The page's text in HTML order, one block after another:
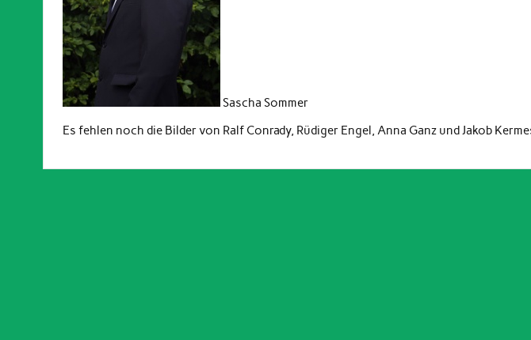
Sascha Sommer
Es fehlen noch die Bilder von Ralf Conrady, Rüdiger Engel, Anna Ganz und Jakob